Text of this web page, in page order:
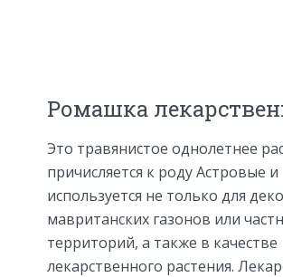
Ромашка
Это травянистое однолетнее
причисляется к роду Астровые и
используется не только для
мавританских газонов или
территорий, а также в качестве
лекарственного растения.